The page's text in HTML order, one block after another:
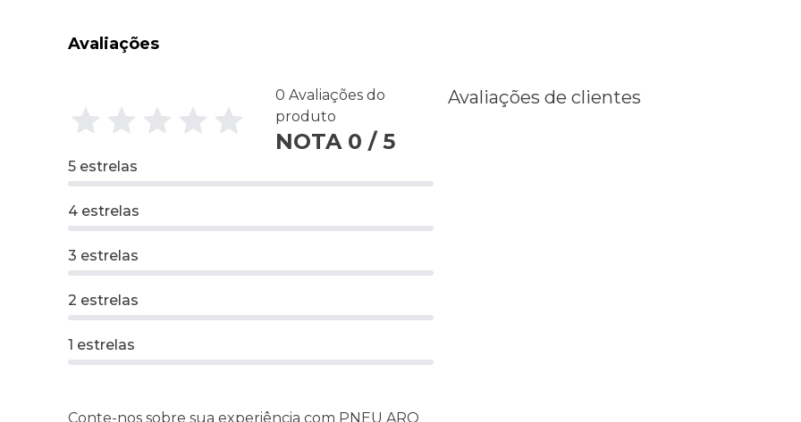
Avaliações
0 Avaliações do
produto
NOTA 0 / 5
5 estrelas
4 estrelas
3 estrelas
2 estrelas
1 estrelas
Conte-nos sobre sua experiência com PNEU ARO
Avaliações de clientes